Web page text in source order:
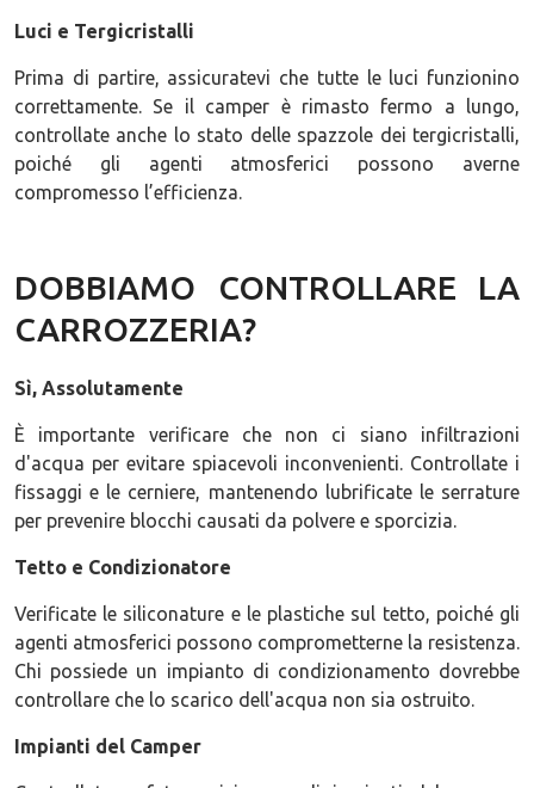
Luci e Tergicristalli
Prima di partire, assicuratevi che tutte le luci funzionino
correttamente. Se il camper è rimasto fermo a lungo,
controllate anche lo stato delle spazzole dei tergicristalli,
poiché gli agenti atmosferici possono averne
compromesso l’efficienza.
DOBBIAMO CONTROLLARE LA
CARROZZERIA?
Sì, Assolutamente
È importante verificare che non ci siano infiltrazioni
d'acqua per evitare spiacevoli inconvenienti. Controllate i
fissaggi e le cerniere, mantenendo lubrificate le serrature
per prevenire blocchi causati da polvere e sporcizia.
Tetto e Condizionatore
Verificate le siliconature e le plastiche sul tetto, poiché gli
agenti atmosferici possono comprometterne la resistenza.
Chi possiede un impianto di condizionamento dovrebbe
controllare che lo scarico dell'acqua non sia ostruito.
Impianti del Camper